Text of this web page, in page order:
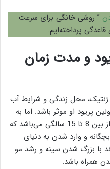
” روشی خانگی برای سرعت
پرداخته‌ایم.
و مدت زمان
ژنتیک، محل زندگی و شرایط آب
پریود او موثر باشد. اما به
شکل کلی، زمان بلوغ برای دختران، از بین 8 تا 15 سالگی می‌باشد که
و وارد شدن به دنیای
با بزرگ شدن سینه و رشد مو
همراه باشد.